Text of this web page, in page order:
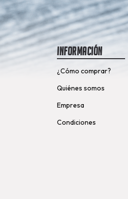
Información
¿Cómo comprar?
Quiénes somos
Empresa
Condiciones